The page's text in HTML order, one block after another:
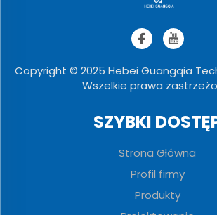
Copyright © 2025 Hebei Guangqia
Wszelkie prawa
SZYBKI
Strona Główna
Profil firmy
Produkty